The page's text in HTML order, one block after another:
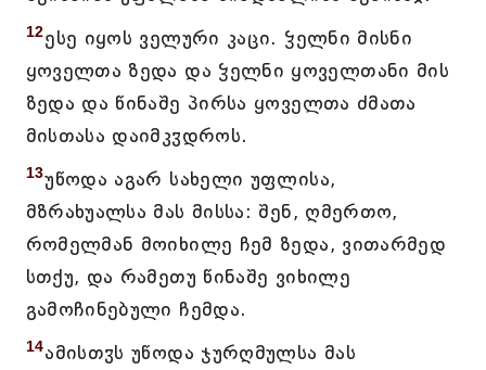
12ესე იყოს ველური კაცი. ჴელნი მისნი
ყოველთა ზედა და ჴელნი ყოველთანი მის
ზედა და წინაშე პირსა ყოველთა ძმათა
მისთასა დაიმკჳდროს.
13უწოდა აგარ სახელი უფლისა,
მზრახუალსა მას მისსა: შენ, ღმერთო,
რომელმან მოიხილე ჩემ ზედა, ვითარმედ
სთქუ, და რამეთუ წინაშე ვიხილე
გამოჩინებული ჩემდა.
14ამისთჳს უწოდა ჯურღმულსა მას